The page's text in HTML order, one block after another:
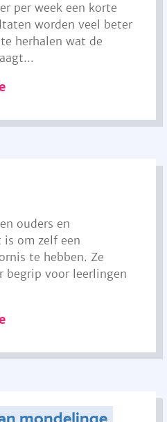
per week een korte
worden veel beter
herhalen wat de
ouders en
is om zelf een
te hebben. Ze
begrip voor leerlingen